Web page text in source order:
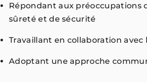
Répondant aux préoccupations
sûreté et de sécurité
Travaillant en collaboration
Adoptant une approche